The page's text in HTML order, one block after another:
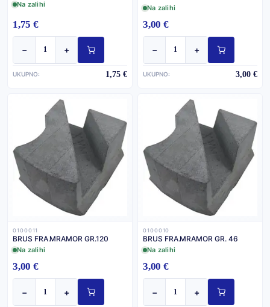
Na zalihi
1,75 €
− +
UKUPNO: 1,75 €
Na zalihi
3,00 €
− +
UKUPNO: 3,00 €
0100011
BRUS FRA.MRAMOR GR.120
Na zalihi
3,00 €
− +
0100010
BRUS FRA.MRAMOR GR. 46
Na zalihi
3,00 €
− +